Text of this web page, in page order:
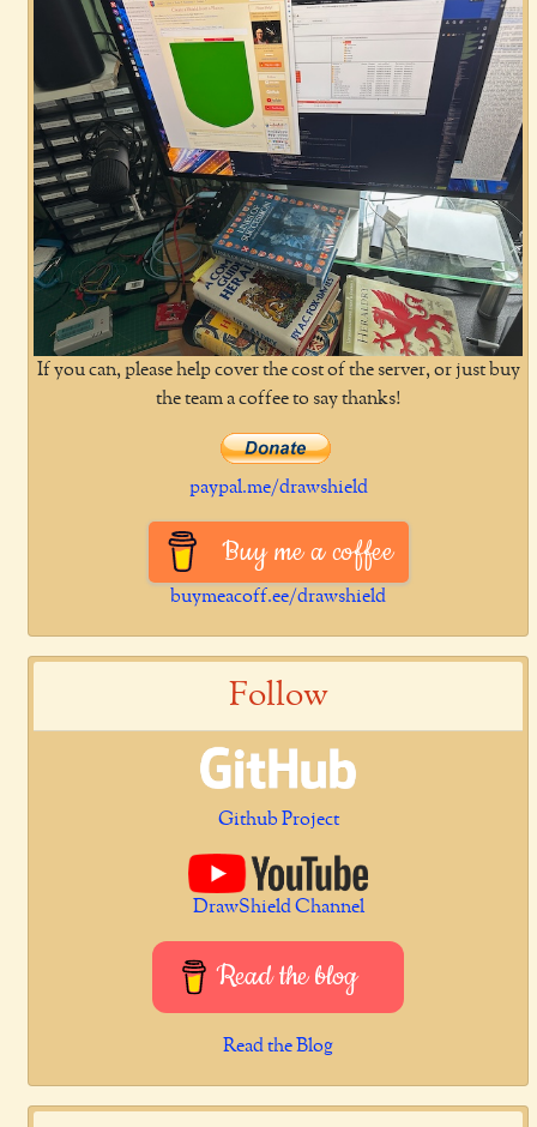
If you can, please help cover the cost of the server, or just buy
the team a coffee to say thanks!
paypal.me/drawshield
Buy me a coffee
buymeacoff.ee/drawshield
Follow
Github Project
DrawShield Channel
Read the blog
Read the Blog